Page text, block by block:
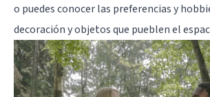
o puedes conocer las preferencias y
decoración y objetos que pueblen el